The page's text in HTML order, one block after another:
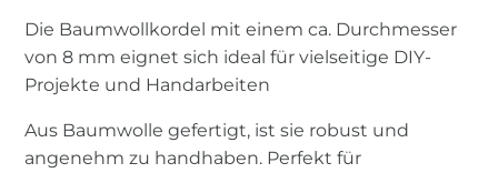
Die Baumwollkordel mit einem ca. Durchmesser
von 8 mm eignet sich ideal für vielseitige DIY-
Projekte und Handarbeiten
Aus Baumwolle gefertigt, ist sie robust und
angenehm zu handhaben. Perfekt für